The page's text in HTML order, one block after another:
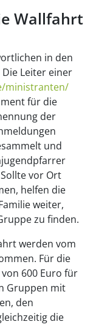
Wallfahrt
in den
Leiter einer
ministranten/
für die
der
und
vor Ort
helfen die
weiter,
zu finden.
werden vom
Für die
600 Euro für
Gruppen mit
den
die